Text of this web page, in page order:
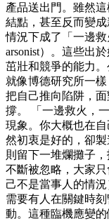
產品送出門。雖然
結點，甚至反而變
情況下成了「一邊
arsonist）。這些出
茁壯和競爭的能力
就像博德研究所一
把自己推向陷阱，
撐。 「一邊救火，
現象。你大概也在
然初衷是好的，卻
則留下一堆爛攤子
不斷被忽略，大家
己不是當事人的情
需要有人在關鍵時
動。這種臨機應變